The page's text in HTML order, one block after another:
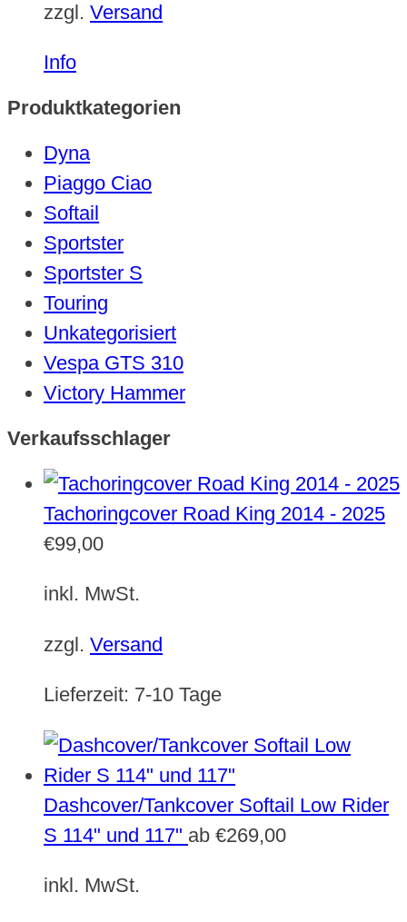
der
gewählt
werden
zzgl. Versand
Info
Produktkategorien
Dyna
Piaggo Ciao
Softail
Sportster
Sportster S
Touring
Unkategorisiert
Vespa GTS 310
Victory Hammer
Verkaufsschlager
Tachoringcover Road King 2014 - 2025
€99,00
inkl. MwSt.
zzgl. Versand
Lieferzeit: 7-10 Tage
Dashcover/Tankcover Softail Low Rider
S 114" und 117" ab €269,00
inkl. MwSt.